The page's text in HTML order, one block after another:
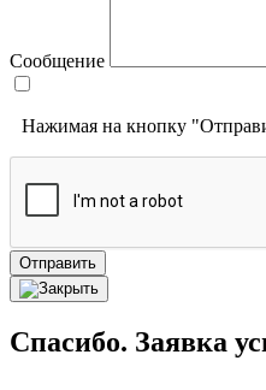
Сообщение
Нажимая на кнопку
Отправить
Спасибо. Заявка